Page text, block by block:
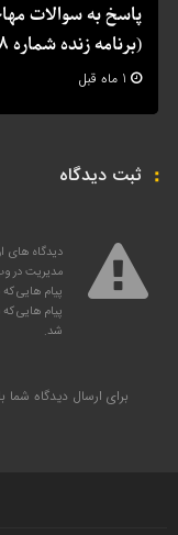
(برنامه زنده شماره 348)
1 ماه قبل
ثبت دیدگاه
دیدگاه های
مدیریت در
پیام هایی
پیام هایی
شد.
برای ارسال دیدگاه شما